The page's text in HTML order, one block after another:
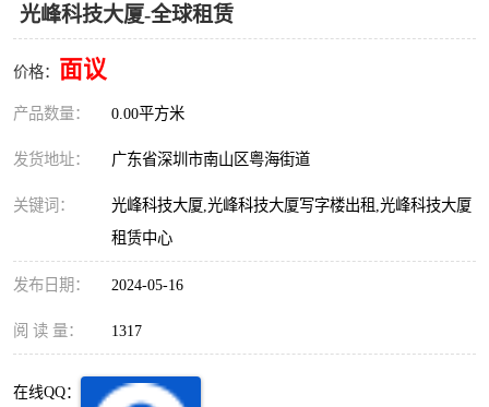
光峰科技大厦-全球租赁
价格： 面议
产品数量： 0.00平方米
发货地址： 广东省深圳市南山区粤海街道
关键词：
光峰科技大厦,光峰科技大厦写字楼出租,光峰科技大厦
租赁中心
发布日期： 2024-05-16
阅 读 量： 1317
在线QQ：
福田华强北
南山后海
车公庙
南头
深圳超级总部基地
蛇口